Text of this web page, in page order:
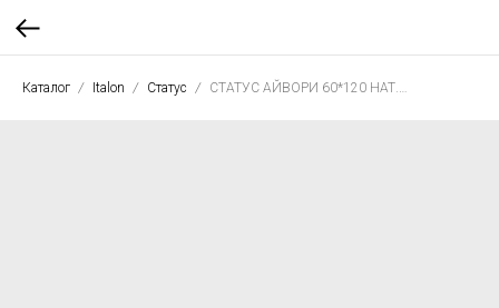
Каталог Italon Статус СТАТУС АЙВОРИ 60*120 НАТ. РЕТ.